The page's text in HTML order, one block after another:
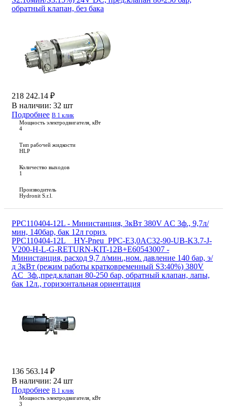
обратный клапан, без бака
218 242.14 ₽
В наличии: 32 шт
Подробнее В 1 клик
Мощность электродвигателя, кВт
4
Тип рабочей жидкости
HLP
Количество выходов
1
Производитель
Hydronit S.r.l.
PPC110404-12L - Министанция, 3кВт 380V AC 3ф., 9,7л/
мин, 140бар, бак 12л гориз.
PPC110404-12L__HY-Pneu_PPC-E3,0AC32-90-UB-K3.7-J-
V200-H-L-G-RETURN-KIT-12B+E60543007 -
Министанция, расход 9,7 л/мин.,ном. давление 140 бар, э/
д 3кВт (режим работы кратковременный S3:40%) 380V
AC 3ф.,пред.клапан 80-250 бар, обратный клапан, лапы,
бак 12л., горизонтальная ориентация
136 563.14 ₽
В наличии: 24 шт
Подробнее В 1 клик
Мощность электродвигателя, кВт
3